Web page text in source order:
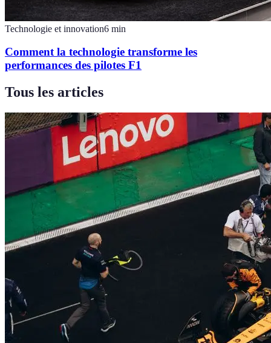
Technologie et innovation6 min
Comment la technologie transforme les
performances des pilotes F1
Tous les articles